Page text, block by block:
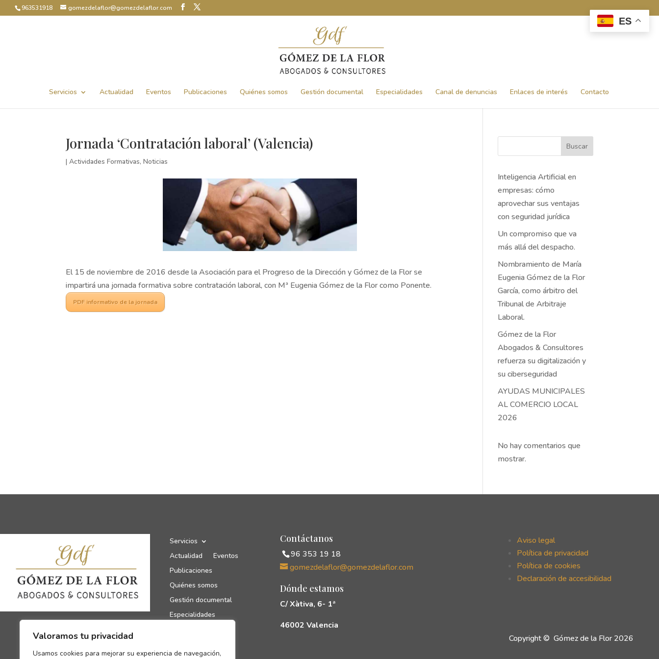
Valoramos tu privacidad
Usamos cookies para mejorar su experiencia de navegación,
963531918 gomezdelaflor@gomezdelaflor.com
Servicios Actualidad Eventos Publicaciones Quiénes somos Gestión documental Especialidades Canal de denuncias Enlaces de interés Contacto
Jornada ‘Contratación laboral’ (Valencia)
|Actividades Formativas,Noticias
El 15 de noviembre de 2016 desde la Asociación para el Progreso de la Dirección y Gómez de la Flor se
impartirá una jornada formativa sobre contratación laboral, con Mª Eugenia Gómez de la Flor como Ponente.
PDF informativo de la jornada
Buscar
Inteligencia Artificial en
empresas: cómo
aprovechar sus ventajas
con seguridad jurídica
Un compromiso que va
más allá del despacho.
Nombramiento de María
Eugenia Gómez de la Flor
García, como árbitro del
Tribunal de Arbitraje
Laboral.
Gómez de la Flor
Abogados & Consultores
refuerza su digitalización y
su ciberseguridad
AYUDAS MUNICIPALES
AL COMERCIO LOCAL
2026
No hay comentarios que
mostrar.
Servicios
Actualidad
Eventos
Publicaciones
Quiénes somos
Gestión documental
Especialidades
Contáctanos
96 353 19 18
gomezdelaflor@gomezdelaflor.com
Dónde estamos
C/ Xàtiva, 6- 1ª
46002 Valencia
Aviso legal
Política de privacidad
Política de cookies
Declaración de accesibilidad
Copyright © Gómez de la Flor 2026
ES